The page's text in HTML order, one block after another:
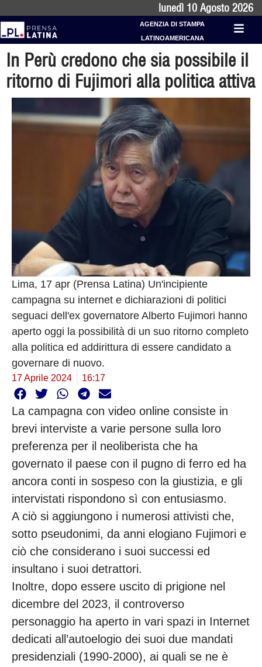
lunedì 10 Agosto 2026
AGENZIA DI STAMPA
LATINOAMERICANA
In Perù credono che sia possibile il
ritorno di Fujimori alla politica attiva
Lima, 17 apr (Prensa Latina) Un'incipiente
campagna su internet e dichiarazioni di politici
seguaci dell'ex governatore Alberto Fujimori hanno
aperto oggi la possibilità di un suo ritorno completo
alla politica ed addirittura di essere candidato a
governare di nuovo.
17 Aprile 2024 16:17
La campagna con video online consiste in
brevi interviste a varie persone sulla loro
preferenza per il neoliberista che ha
governato il paese con il pugno di ferro ed ha
ancora conti in sospeso con la giustizia, e gli
intervistati rispondono sì con entusiasmo.
A ciò si aggiungono i numerosi attivisti che,
sotto pseudonimi, da anni elogiano Fujimori e
ciò che considerano i suoi successi ed
insultano i suoi detrattori.
Inoltre, dopo essere uscito di prigione nel
dicembre del 2023, il controverso
personaggio ha aperto in vari spazi in Internet
dedicati all’autoelogio dei suoi due mandati
presidenziali (1990-2000), ai quali se ne è